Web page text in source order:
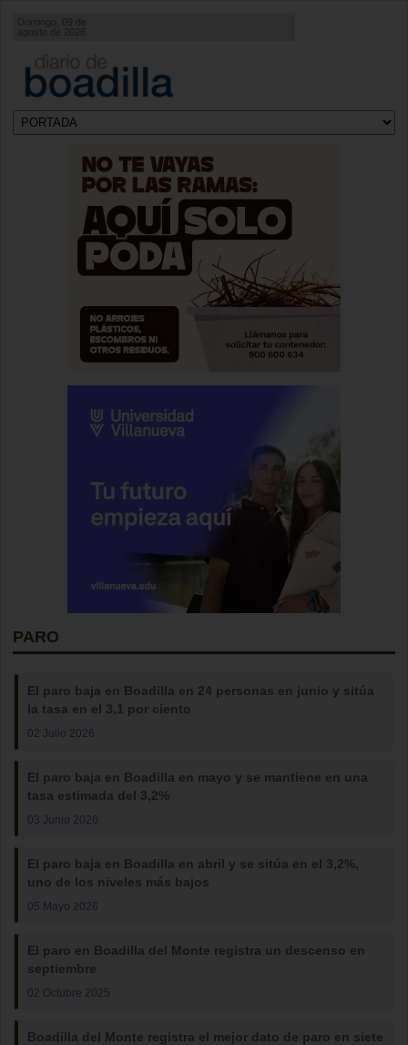
Domingo, 09 de
agosto de 2026
PARO
El paro baja en Boadilla en 24 personas en junio y sitúa
la tasa en el 3,1 por ciento
02 Julio 2026
El paro baja en Boadilla en mayo y se mantiene en una
tasa estimada del 3,2%
03 Junio 2026
El paro baja en Boadilla en abril y se sitúa en el 3,2%,
uno de los niveles más bajos
05 Mayo 2026
El paro en Boadilla del Monte registra un descenso en
septiembre
02 Octubre 2025
Boadilla del Monte registra el mejor dato de paro en siete